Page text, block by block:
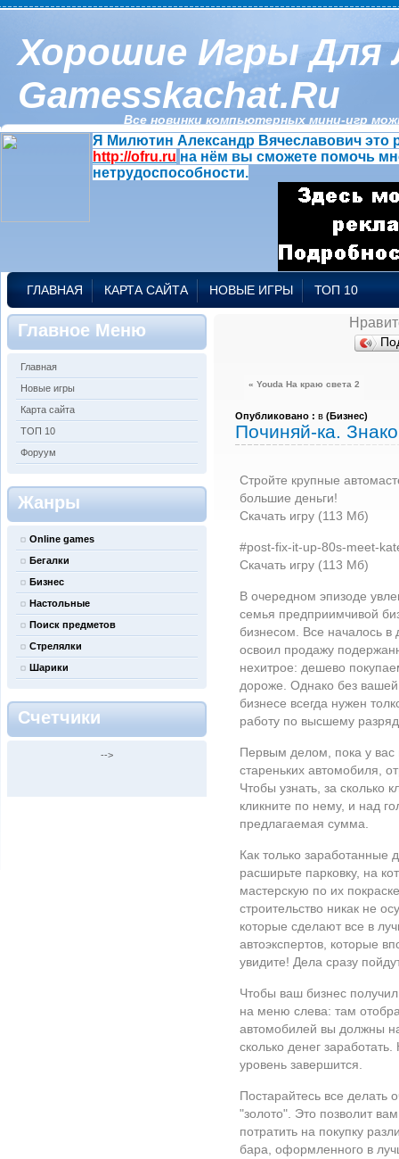
Хорошие Игры Для
Gamesskachat.ru
Все новинки компьютерных мини-игр
Я Милютин Александр Вячеславович это
http://ofru.ru на нём вы сможете помочь
нетрудоспособности.
ГЛАВНАЯ КАРТА САЙТА НОВЫЕ ИГРЫ ТОП 10
Главное Меню
Главная
Новые игры
Карта сайта
ТОП 10
Форуум
Жанры
Online games
Бегалки
Бизнес
Настольные
Поиск предметов
Стрелялки
Шарики
Счетчики
-->
« Youda На краю света 2
Опубликовано : в (Бизнес)
Починяй-ка.
Стройте крупные
большие деньги!
Скачать игру (113 Мб)
#post-fix-it-up-80s-meet-
Скачать игру (113 Мб)
В очередном эпизоде
семья предприимчивой
бизнесом. Все началось в
освоил продажу
нехитрое: дешево
дороже. Однако без
бизнесе всегда нужен
работу по высшему
Первым делом, пока у вас
стареньких автомобиля,
Чтобы узнать, за сколько
кликните по нему, и над
предлагаемая сумма.
Как только заработанные
расширьте парковку, на
мастерскую по их
строительство никак не
которые сделают все в
автоэкспертов, которые
увидите! Дела сразу
Чтобы ваш бизнес
на меню слева: там
автомобилей вы должны
сколько денег
уровень завершится.
Постарайтесь все делать
"золото". Это позволит
потратить на покупку
бара, оформленного в